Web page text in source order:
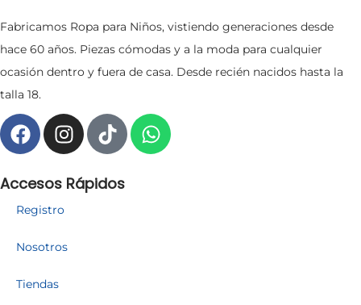
Fabricamos Ropa para Niños, vistiendo generaciones desde
hace 60 años. Piezas cómodas y a la moda para cualquier
ocasión dentro y fuera de casa. Desde recién nacidos hasta la
talla 18.
Accesos Rápidos
Registro
Nosotros
Tiendas